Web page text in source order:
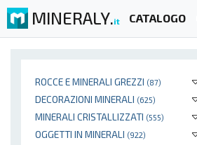
MINERALY.it CATALOGO
ROCCE E MINERALI GREZZI (87)
DECORAZIONI MINERALI (625)
MINERALI CRISTALLIZZATI (555)
OGGETTI IN MINERALI (922)